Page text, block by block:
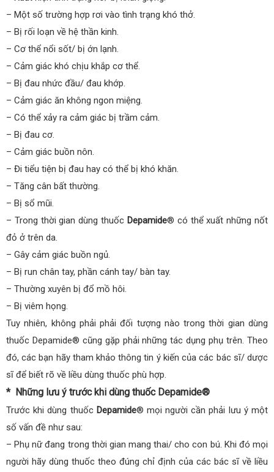
– Một số trường hợp rơi vào tình trạng khó thở.
– Bị rối loạn về hệ thần kinh.
– Cơ thể nổi sốt/ bị ớn lạnh.
– Cảm giác khó chịu khắp cơ thể.
– Bị đau nhức đầu/ đau khớp.
– Cảm giác ăn không ngon miệng.
– Có thể xảy ra cảm giác bị trầm cảm.
– Bị đau cơ.
– Cảm giác buồn nôn.
– Đi tiểu tiện bị đau hay có thể bị khó khăn.
– Tăng cân bất thường.
– Bị sổ mũi.
– Trong thời gian dùng thuốc Depamide® có thể xuất những nốt
đỏ ở trên da.
– Gây cảm giác buồn ngủ.
– Bị run chân tay, phần cánh tay/ bàn tay.
– Thường xuyên bị đổ mồ hôi.
– Bị viêm họng.
Tuy nhiên, không phải phải đối tượng nào trong thời gian dùng
thuốc Depamide® cũng gặp phải những tác dụng phụ trên. Theo
đó, các bạn hãy tham khảo thông tin ý kiến của các bác sĩ/ dược
sĩ để biết rõ về liều dùng thuốc phù hợp.
* Những lưu ý trước khi dùng thuốc Depamide®
Trước khi dùng thuốc Depamide® mọi người cần phải lưu ý một
số vấn đề như sau:
– Phụ nữ đang trong thời gian mang thai/ cho con bú. Khi đó mọi
người hãy dùng thuốc theo đúng chỉ định của các bác sĩ về liều